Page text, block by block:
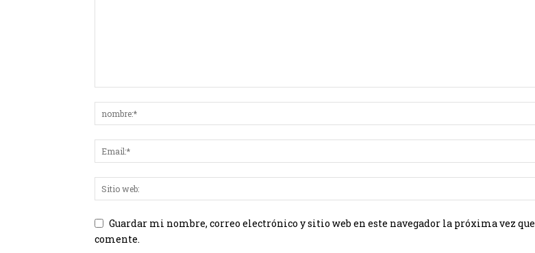
Guardar mi nombre, correo electrónico y sitio web en este navegador la próxima vez que
comente.